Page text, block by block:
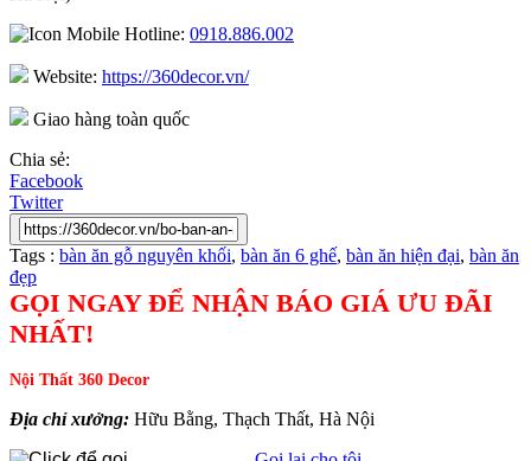
Hotline: 0918.886.002
Website: https://360decor.vn/
Giao hàng toàn quốc
Chia sẻ:
Facebook
Twitter
Tags : bàn ăn gỗ nguyên khối, bàn ăn 6 ghế, bàn ăn hiện đại, bàn ăn
đẹp
GỌI NGAY ĐỂ NHẬN BÁO GIÁ ƯU ĐÃI
NHẤT!
Nội Thất 360 Decor
Địa chỉ xưởng: Hữu Bằng, Thạch Thất, Hà Nội